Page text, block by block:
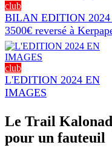
club
BILAN EDITION 2024
3500€ reversé à
club
L'EDITION 2024 EN
IMAGES
Le Trail
pour un fauteuil